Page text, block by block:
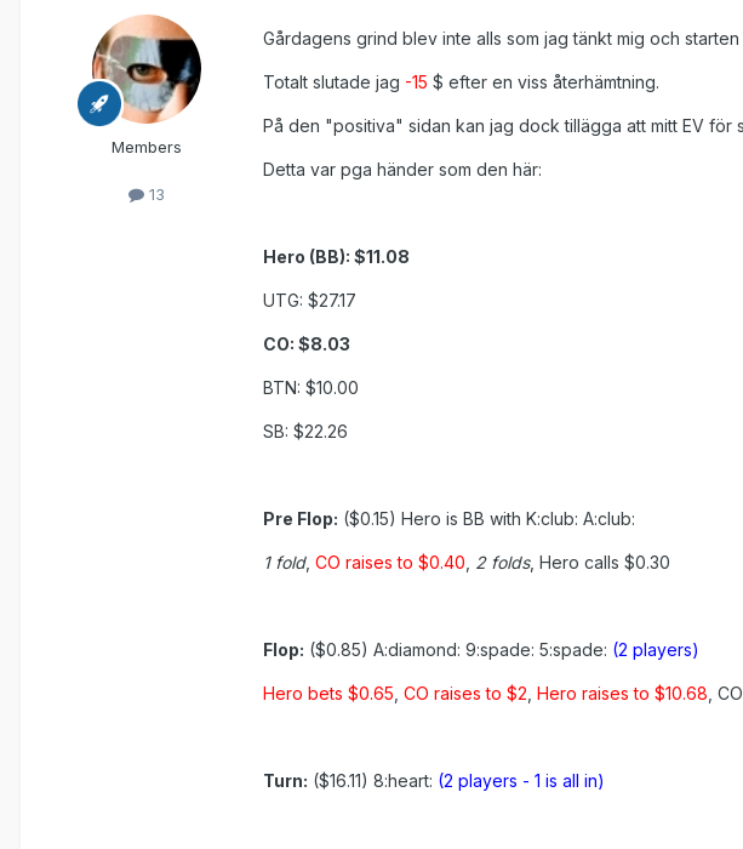
Members
13
Gårdagens grind blev inte alls som jag tänkt mig och
Totalt slutade jag -15 $ efter en viss återhämtning.
På den "positiva" sidan kan jag dock tillägga att mitt EV för
Detta var pga händer som den här:
Hero (BB): $11.08
UTG: $27.17
CO: $8.03
BTN: $10.00
SB: $22.26
Pre Flop: ($0.15) Hero is BB with K:club: A:club:
1 fold, CO raises to $0.40 2 folds, Hero calls $0.30
Flop: ($0.85) A:diamond: 9:spade: 5:spade: (2 players)
Hero bets $0.65 CO raises to $2 Hero raises to $10.68 ,
Turn: ($16.11) 8:heart: (2 players - 1 is all in)